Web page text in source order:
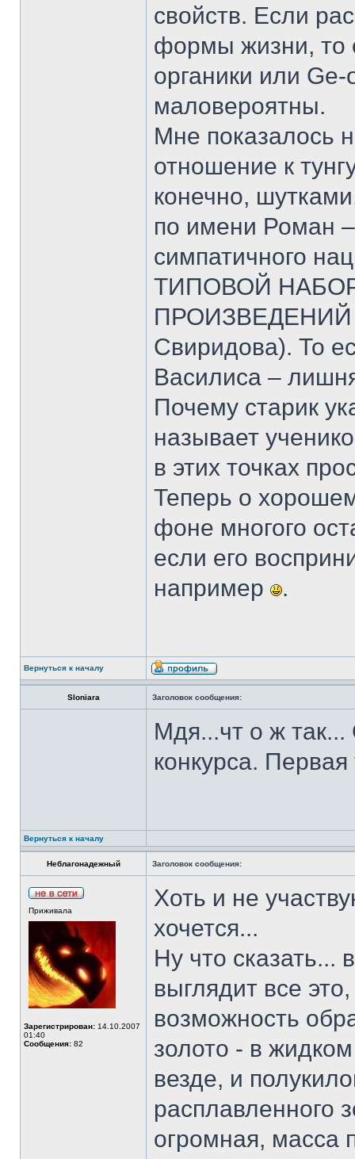
свойств. Если
формы жизни, то
органики или
маловероятны.
Мне показалось
отношение к
конечно,
по имени Роман
симпатичного
ТИПОВОЙ
ПРОИЗВЕДЕНИЙ
Свиридова). То
Василиса –
Почему старик
называет
в этих точках
Теперь о
фоне многого
если его
например
.
Вернуться к началу
Sloniara Заголовок сообщения:
Мдя...чт о ж
конкурса.
Вернуться к началу
Неблагонадежный Заголовок сообщения:
Приживала
Зарегистрирован: 14.10.2007
01:40
Сообщения: 82
Хоть и не
хочется...
Ну что сказать...
выглядит все
возможность
золото - в
везде, и
расплавленного
огромная, масса